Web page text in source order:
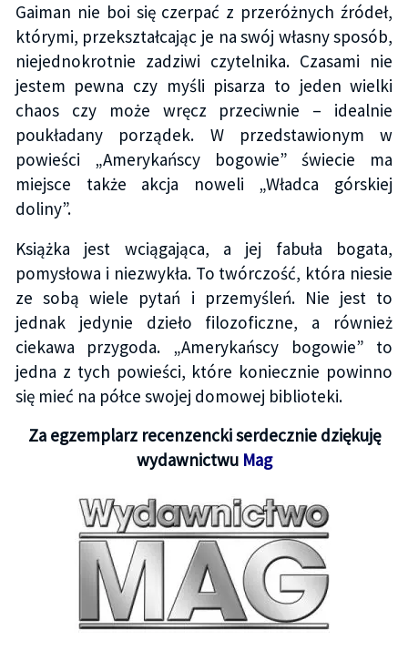
Gaiman nie boi się czerpać z przeróżnych źródeł,
którymi, przekształcając je na swój własny sposób,
niejednokrotnie zadziwi czytelnika. Czasami nie
jestem pewna czy myśli pisarza to jeden wielki
chaos czy może wręcz przeciwnie – idealnie
poukładany porządek. W przedstawionym w
powieści „Amerykańscy bogowie” świecie ma
miejsce także akcja noweli „Władca górskiej
doliny”.
Książka jest wciągająca, a jej fabuła bogata,
pomysłowa i niezwykła. To twórczość, która niesie
ze sobą wiele pytań i przemyśleń. Nie jest to
jednak jedynie dzieło filozoficzne, a również
ciekawa przygoda. „Amerykańscy bogowie” to
jedna z tych powieści, które koniecznie powinno
się mieć na półce swojej domowej biblioteki.
Za egzemplarz recenzencki serdecznie dziękuję
wydawnictwu Mag